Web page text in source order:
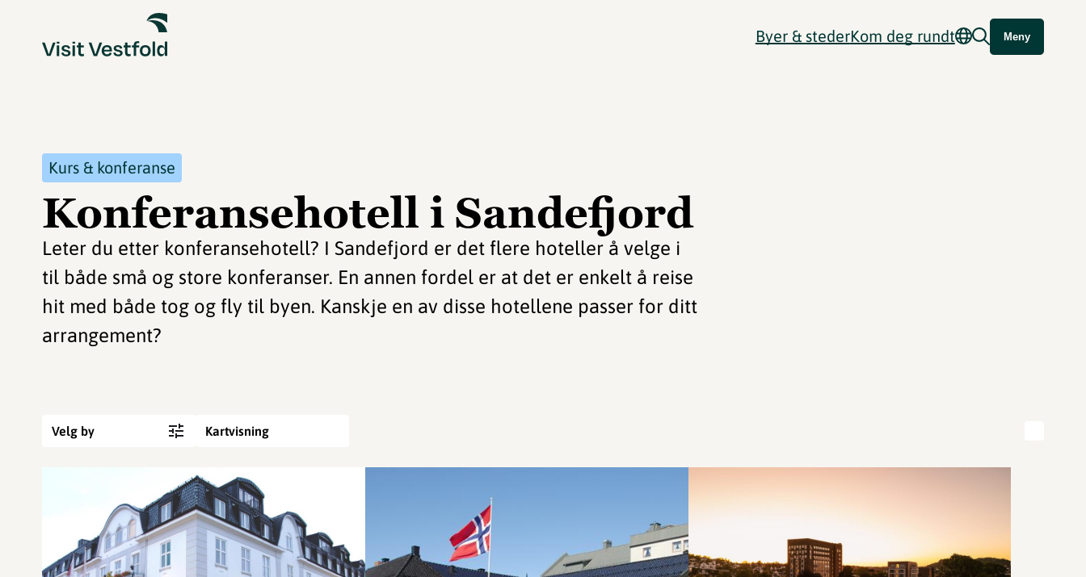
Byer & stederKom deg rundt Meny
Kurs & konferanse
Konferansehotell i Sandefjord
Leter du etter konferansehotell? I Sandefjord er det flere hoteller å velge i
til både små og store konferanser. En annen fordel er at det er enkelt å reise
hit med både tog og fly til byen. Kanskje en av disse hotellene passer for ditt
arrangement?
Velg by Kartvisning